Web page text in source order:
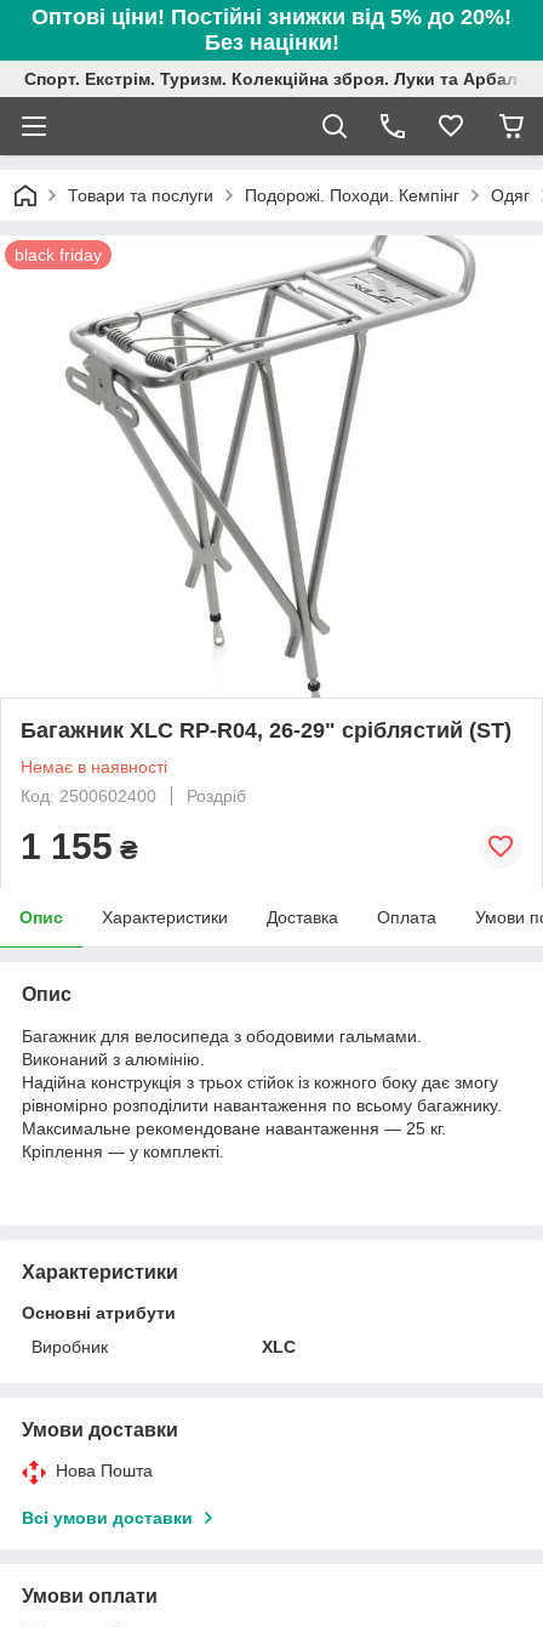
Оптові ціни! Постійні знижки від 5% до 20%!
Без націнки!
Спорт. Екстрім. Туризм. Колекційна зброя. Луки та
Товари та послуги Подорожі. Походи. Кемпінг Одяг
black friday
Багажник XLC RP-R04, 26-29" сріблястий (ST)
Немає в наявності
Код: 2500602400
Роздріб
1 155 ₴
Опис Характеристики Доставка Оплата Умови
Опис
Багажник для велосипеда з ободовими гальмами.
Виконаний з алюмінію.
Надійна конструкція з трьох стійок із кожного боку дає змогу
рівномірно розподілити навантаження по всьому багажнику.
Максимальне рекомендоване навантаження — 25 кг.
Кріплення — у комплекті.
Характеристики
Основні атрибути
Виробник
XLC
Умови доставки
Нова Пошта
Всі умови доставки
Умови оплати